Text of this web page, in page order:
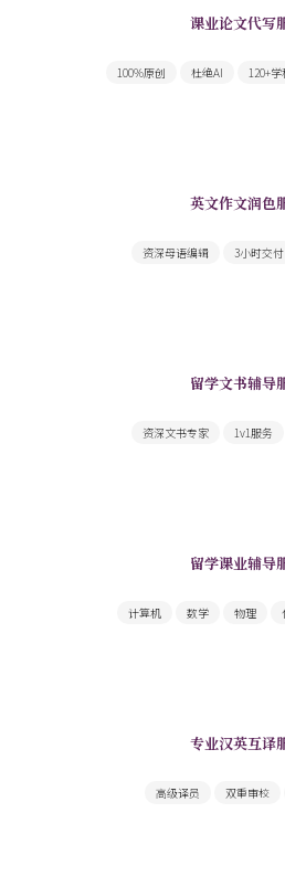
课业论文代写
100%原创 杜绝AI 120+学
英文作文润色
资深母语编辑 3小时交付
留学文书辅导
资深文书专家 1v1服务
留学课业辅导
计算机 数学 物理
专业汉英互译
高级译员 双重审校